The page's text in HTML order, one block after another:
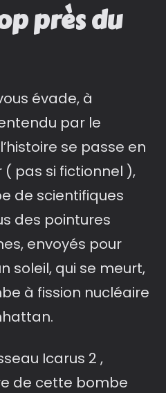
près du
évade, à
par le
se passe en
( pas si fictionnel ),
de scientifiques
des pointures
envoyés pour
soleil, qui se meurt,
à fission nucléaire
Icarus 2 ,
de cette bombe